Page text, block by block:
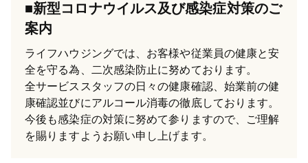
■新型コロナウイルス及び感染症対策のご
案内
ライフハウジングでは、お客様や従業員の健康と安
全を守る為、二次感染防止に努めております。
全サービススタッフの日々の健康確認、始業前の健
康確認並びにアルコール消毒の徹底しております。
今後も感染症の対策に努めて参りますので、ご理解
を賜りますようお願い申し上げます。